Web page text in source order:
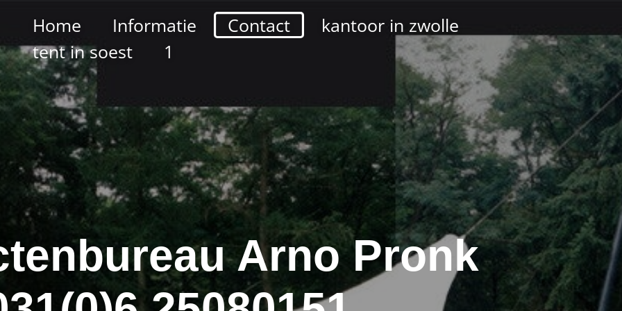
Home Informatie Contact
kantoor in zwolle
tent in soest
1
Arno Pronk